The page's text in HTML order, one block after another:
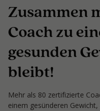
Zusammen
Coach zu
gesunden
bleibt!
Mehr als 80 zertifizierte
einem gesünderen Gewicht,